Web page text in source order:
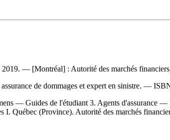
— [Montréal] : Autorité des marchés
de dommages et expert en sinistre. —
— Guides de l'étudiant 3. Agents d'assurance
Québec (Province). Autorité des marchés